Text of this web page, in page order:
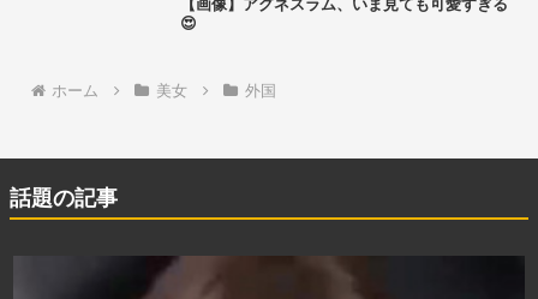
【画像】アグネスラム、いま見ても可愛すぎる
😍
ホーム 美女 外国
話題の記事